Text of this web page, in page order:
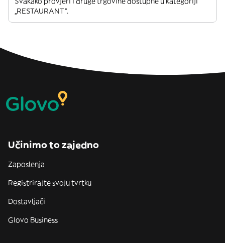
„RESTAURANT“.
Učinimo to zajedno
Zaposlenja
Registrirajte svoju tvrtku
Dostavljači
Glovo Business